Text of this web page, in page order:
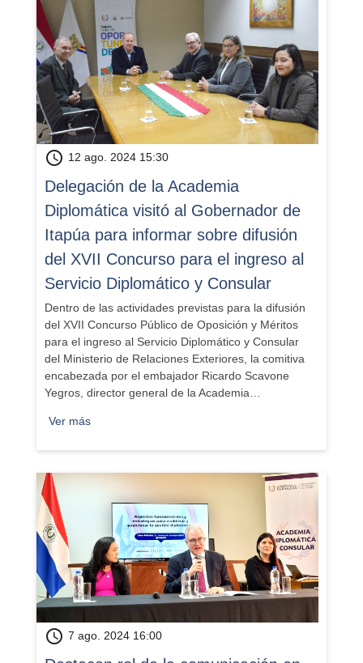
schedule 12 ago. 2024 15:30
​Delegación de la Academia
Diplomática visitó al Gobernador de
Itapúa para informar sobre difusión
del XVII Concurso para el ingreso al
Servicio Diplomático y Consular
Dentro de las actividades previstas para la difusión
del XVII Concurso Público de Oposición y Méritos
para el ingreso al Servicio Diplomático y Consular
del Ministerio de Relaciones Exteriores, la comitiva
encabezada por el embajador Ricardo Scavone
Yegros, director general de la Academia…
Ver más
schedule 7 ago. 2024 16:00